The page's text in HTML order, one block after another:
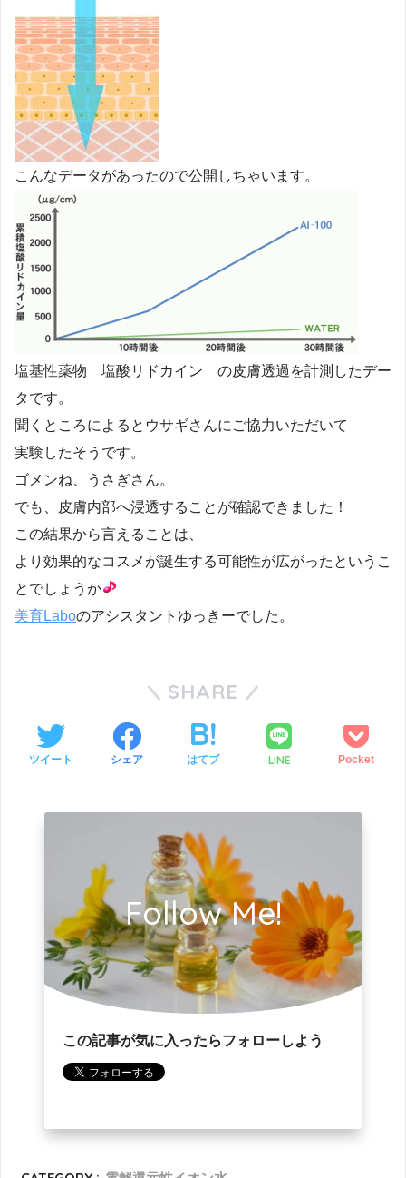
こんなデータがあったので公開しちゃいます。
塩基性薬物 塩酸リドカイン の皮膚透過を計測したデー
タです。
聞くところによるとウサギさんにご協力いただいて
実験したそうです。
ゴメンね、うさぎさん。
でも、皮膚内部へ浸透することが確認できました！
この結果から言えることは、
より効果的なコスメが誕生する可能性が広がったというこ
とでしょうか
美育Laboのアシスタントゆっきーでした。
SHARE
ツイート シェア はてブ LINE Pocket
Follow Me!
この記事が気に入ったらフォローしよう